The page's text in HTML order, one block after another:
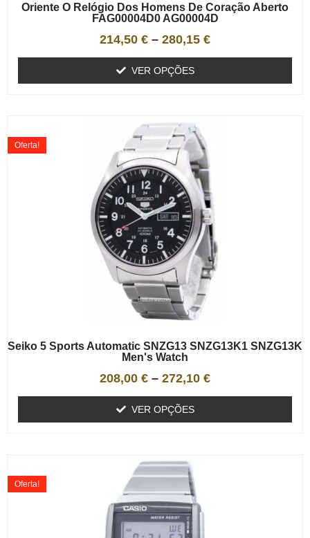
Oriente O Relógio Dos Homens De Coração Aberto
FAG00004D0 AG00004D
214,50 € – 280,15 €
VER OPÇÕES
Seiko 5 Sports Automatic SNZG13 SNZG13K1 SNZG13K
Men's Watch
Oferta!
208,00 € – 272,10 €
VER OPÇÕES
Oferta!